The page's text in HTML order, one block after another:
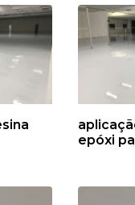
epóxi